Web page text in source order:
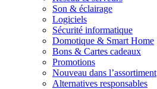
Son & éclairage
Logiciels
Sécurité informatique
Domotique & Smart Home
Bons & Cartes cadeaux
Promotions
Nouveau dans l’assortiment
Alternatives responsables